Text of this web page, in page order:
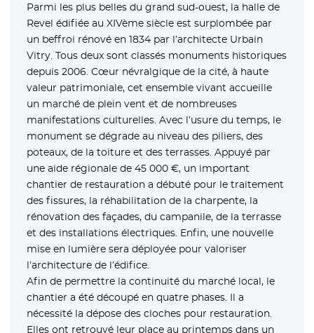
Parmi les plus belles du grand sud-ouest, la halle de
Revel édifiée au XIVème siècle est surplombée par
un beffroi rénové en 1834 par l’architecte Urbain
Vitry. Tous deux sont classés monuments historiques
depuis 2006. Cœur névralgique de la cité, à haute
valeur patrimoniale, cet ensemble vivant accueille
un marché de plein vent et de nombreuses
manifestations culturelles. Avec l’usure du temps, le
monument se dégrade au niveau des piliers, des
poteaux, de la toiture et des terrasses. Appuyé par
une aide régionale de 45 000 €, un important
chantier de restauration a débuté pour le traitement
des fissures, la réhabilitation de la charpente, la
rénovation des façades, du campanile, de la terrasse
et des installations électriques. Enfin, une nouvelle
mise en lumière sera déployée pour valoriser
l’architecture de l’édifice.
Afin de permettre la continuité du marché local, le
chantier a été découpé en quatre phases. Il a
nécessité la dépose des cloches pour restauration.
Elles ont retrouvé leur place au printemps dans un